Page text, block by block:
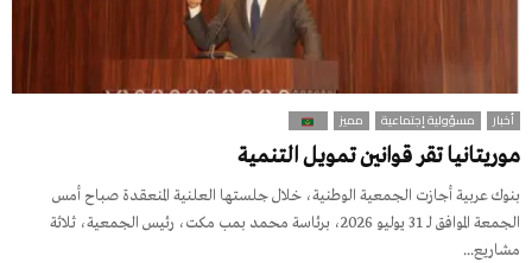
أخبار مسؤولية إجتماعية مميز
موريتانيا تقر قوانين تمويل التنمية
بنوك عربية أجازت الجمعية الوطنية، خلال جلستها العلنية المنعقدة صباح أمس
الجمعة الموافق لـ 31 يوليو 2026، برئاسة محمد بمب مكت، رئيس الجمعية، ثلاثة
مشاريع...